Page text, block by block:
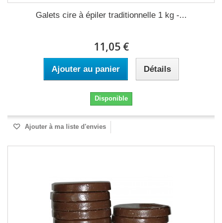
Galets cire à épiler traditionnelle 1 kg -...
11,05 €
Ajouter au panier Détails
Disponible
Ajouter à ma liste d'envies